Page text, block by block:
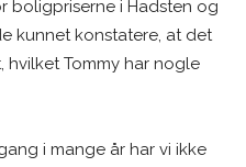
boligpriserne i Hadsten og
kunnet konstatere, at det
Tommy har nogle
i mange år har vi ikke